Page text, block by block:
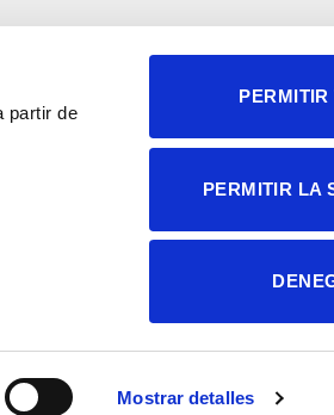
partir de
Mostrar detalles
PERMITIR LA
Neurociencias
Política de
Accesibilidad